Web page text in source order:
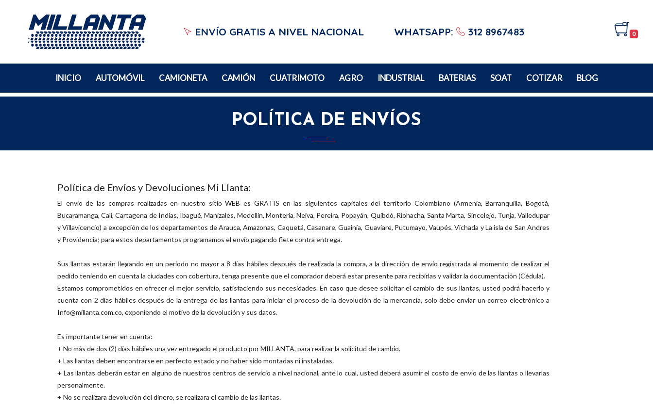
ENVÍO GRATIS A NIVEL NACIONAL WHATSAPP: 312 8967483 0
INICIO AUTOMÓVIL CAMIONETA CAMIÓN CUATRIMOTO AGRO INDUSTRIAL BATERIAS SOAT COTIZAR BLOG
POLÍTICA DE ENVÍOS
Política de Envíos y Devoluciones Mi Llanta:
El envío de las compras realizadas en nuestro sitio WEB es GRATIS en las siguientes capitales del territorio Colombiano (Armenia, Barranquilla, Bogotá,
Bucaramanga, Cali, Cartagena de Indias, Ibagué, Manizales, Medellín, Montería, Neiva, Pereira, Popayán, Quibdó, Riohacha, Santa Marta, Sincelejo, Tunja, Valledupar
y Villavicencio) a excepción de los departamentos de Arauca, Amazonas, Caquetá, Casanare, Guainía, Guaviare, Putumayo, Vaupés, Vichada y La isla de San Andres
y Providencia; para estos departamentos programamos el envío pagando flete contra entrega.
Sus llantas estarán llegando en un periodo no mayor a 8 días hábiles después de realizada la compra, a la dirección de envío registrada al momento de realizar el
pedido teniendo en cuenta la ciudades con cobertura, tenga presente que el comprador deberá estar presente para recibirlas y validar la documentación (Cédula).
Estamos comprometidos en ofrecer el mejor servicio, satisfaciendo sus necesidades. En caso que desee solicitar el cambio de sus llantas, usted podrá hacerlo y
cuenta con 2 días hábiles después de la entrega de las llantas para iniciar el proceso de la devolución de la mercancía, solo debe enviar un correo electrónico a
Info@millanta.com.co, exponiendo el motivo de la devolución y sus datos.
Es importante tener en cuenta:
+ No más de dos (2) días hábiles una vez entregado el producto por MILLANTA, para realizar la solicitud de cambio.
+ Las llantas deben encontrarse en perfecto estado y no haber sido montadas ni instaladas.
+ Las llantas deberán estar en alguno de nuestros centros de servicio a nivel nacional, ante lo cual, usted deberá asumir el costo de envío de las llantas o llevarlas
personalmente.
+ No se realizara devolución del dinero, se realizara el cambio de las llantas.